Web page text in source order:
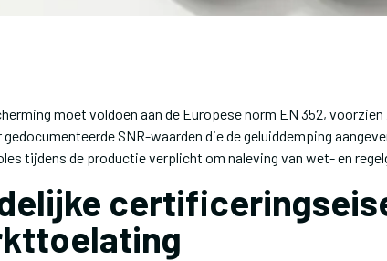
moet voldoen aan de Europese norm EN 352,
SNR-waarden die de geluiddemping
tijdens de productie verplicht om naleving van wet- en